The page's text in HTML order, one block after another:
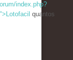
index.php?
quantos